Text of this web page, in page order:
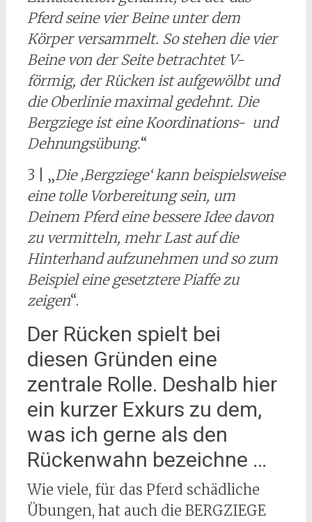
Pferd seine vier Beine unter dem
Körper versammelt. So stehen die vier
Beine von der Seite betrachtet V-
förmig, der Rücken ist aufgewölbt und
die Oberlinie maximal gedehnt. Die
Bergziege ist eine Koordinations- und
Dehnungsübung.“
3 | „Die ‚Bergziege‘ kann beispielsweise
eine tolle Vorbereitung sein, um
Deinem Pferd eine bessere Idee davon
zu vermitteln, mehr Last auf die
Hinterhand aufzunehmen und so zum
Beispiel eine gesetztere Piaffe zu
zeigen“.
Der Rücken spielt bei
diesen Gründen eine
zentrale Rolle. Deshalb hier
ein kurzer Exkurs zu dem,
was ich gerne als den
Rückenwahn bezeichne …
Wie viele, für das Pferd schädliche
Übungen, hat auch die BERGZIEGE